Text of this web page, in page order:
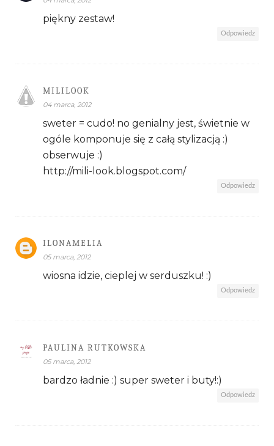
piękny zestaw!
Odpowiedz
MILILOOK
04 marca, 2012
sweter = cudo! no genialny jest, świetnie w
ogóle komponuje się z całą stylizacją :)
obserwuje :)
http://mili-look.blogspot.com/
Odpowiedz
ILONAMELIA
05 marca, 2012
wiosna idzie, cieplej w serduszku! :)
Odpowiedz
PAULINA RUTKOWSKA
05 marca, 2012
bardzo ładnie :) super sweter i buty!:)
Odpowiedz